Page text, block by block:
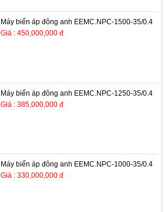
Máy biến áp đông anh EEMC.NPC-1500-35/0.4
Giá : 450,000,000 đ
Máy biến áp đông anh EEMC.NPC-1250-35/0.4
Giá : 385,000,000 đ
Máy biến áp đông anh EEMC.NPC-1000-35/0.4
Giá : 330,000,000 đ